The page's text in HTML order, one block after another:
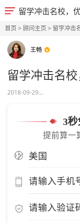
留学冲击名校，
首页> 顾问主页> 留学冲击
王畅
留学冲击名校
2018-09-29...
3
提前算一